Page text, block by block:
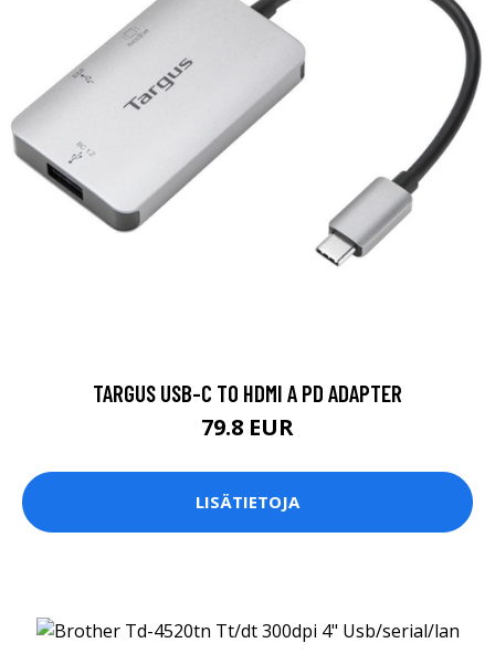
TARGUS USB-C TO HDMI A PD ADAPTER
79.8 EUR
LISÄTIETOJA